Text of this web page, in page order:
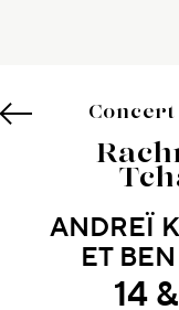
ANDREÏ
ET
14